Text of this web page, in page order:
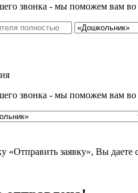
звонка - мы поможем вам во
звонка - мы поможем вам во
«Отправить заявку», Вы даете